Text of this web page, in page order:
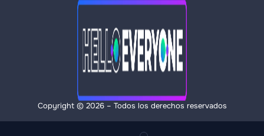
Copyright © 2026 – Todos los derechos reservados